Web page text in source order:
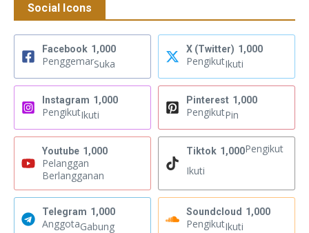
Social Icons
Facebook 1,000
PenggemarSuka
X (Twitter) 1,000
PengikutIkuti
Instagram 1,000
PengikutIkuti
Pinterest 1,000
PengikutPin
Youtube 1,000
Pelanggan
Berlangganan
Tiktok 1,000Pengikut
Ikuti
Telegram 1,000
AnggotaGabung
Soundcloud 1,000
PengikutIkuti